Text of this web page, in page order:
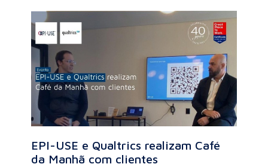
EPI-USE e Qualtrics realizam Café
da Manhã com clientes